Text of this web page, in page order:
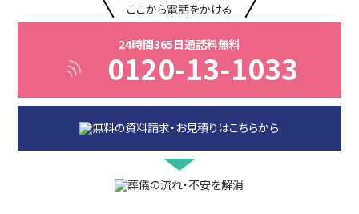
ここから電話をかける
24時間365日通話料無料
0120-13-1033